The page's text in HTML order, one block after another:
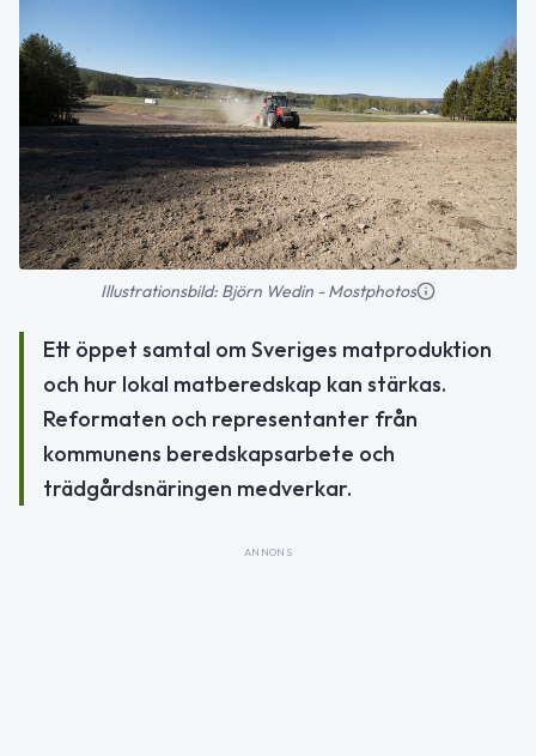
Illustrationsbild: Björn Wedin - Mostphotos
Ett öppet samtal om Sveriges matproduktion
och hur lokal matberedskap kan stärkas.
Reformaten och representanter från
kommunens beredskapsarbete och
trädgårdsnäringen medverkar.
ANNONS